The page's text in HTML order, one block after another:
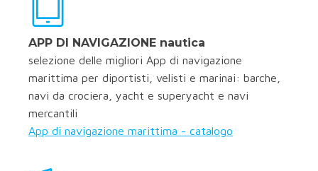
APP DI NAVIGAZIONE nautica
selezione delle migliori App di navigazione
marittima per diportisti, velisti e marinai: barche,
navi da crociera, yacht e superyacht e navi
mercantili
App di navigazione marittima - catalogo